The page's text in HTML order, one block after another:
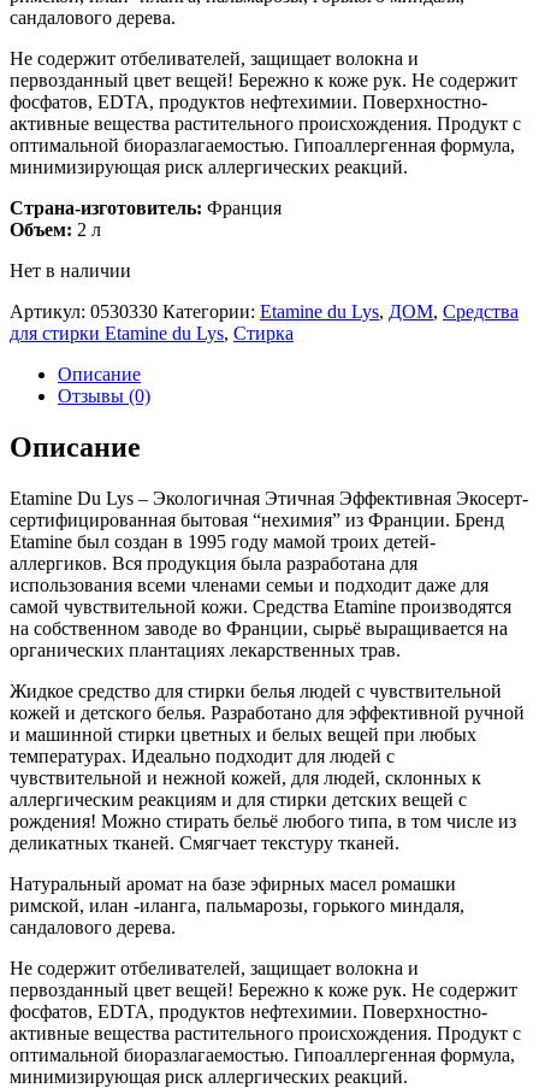
сандалового дерева.
Не содержит отбеливателей, защищает волокна и
первозданный цвет вещей! Бережно к коже рук. Не содержит
фосфатов, EDTA, продуктов нефтехимии. Поверхностно-
активные вещества растительного происхождения. Продукт с
оптимальной биоразлагаемостью. Гипоаллергенная формула,
минимизирующая риск аллергических реакций.
Страна-изготовитель: Франция
Объем: 2 л
Нет в наличии
Артикул: 0530330 Категории: Etamine du Lys, ДОМ, Средства
для стирки Etamine du Lys, Стирка
Описание
Отзывы (0)
Описание
Etamine Du Lys – Экологичная Этичная Эффективная Экосерт-
сертифицированная бытовая “нехимия” из Франции. Бренд
Etamine был создан в 1995 году мамой троих детей-
аллергиков. Вся продукция была разработана для
использования всеми членами семьи и подходит даже для
самой чувствительной кожи. Средства Etamine производятся
на собственном заводе во Франции, сырьё выращивается на
органических плантациях лекарственных трав.
Жидкое средство для стирки белья людей с чувствительной
кожей и детского белья. Разработано для эффективной ручной
и машинной стирки цветных и белых вещей при любых
температурах. Идеально подходит для людей с
чувствительной и нежной кожей, для людей, склонных к
аллергическим реакциям и для стирки детских вещей с
рождения! Можно стирать бельё любого типа, в том числе из
деликатных тканей. Смягчает текстуру тканей.
Натуральный аромат на базе эфирных масел ромашки
римской, илан -иланга, пальмарозы, горького миндаля,
сандалового дерева.
Не содержит отбеливателей, защищает волокна и
первозданный цвет вещей! Бережно к коже рук. Не содержит
фосфатов, EDTA, продуктов нефтехимии. Поверхностно-
активные вещества растительного происхождения. Продукт с
оптимальной биоразлагаемостью. Гипоаллергенная формула,
минимизирующая риск аллергических реакций.